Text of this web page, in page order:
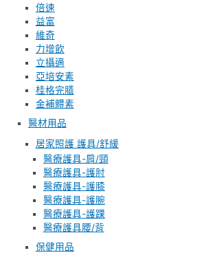
倍速
益富
維奇
力增飲
立攝適
亞培安素
桂格完膳
金補體素
醫材用品
居家照護 護具/舒緩
醫療護具-肩/頸
醫療護具-護肘
醫療護具-護膝
醫療護具-護腕
醫療護具-護踝
醫療護具腰/背
保健用品